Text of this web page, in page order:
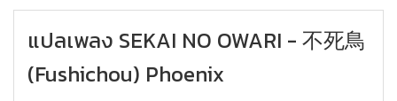
แปลเพลง SEKAI NO OWARI - 不死鳥
(Fushichou) Phoenix